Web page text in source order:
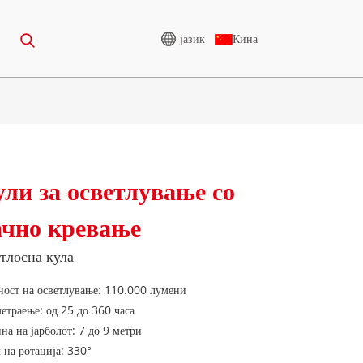
388KVA
1100 KVA
880KVA
825 KVA
935 KVA
CU СЕРИЈА 825-3438 KVA
MS СЕРИЈА 715-2500 KVA
јазик Кина
CU серија 825-3438 kVA
P серија 825-1880 kVA
за осветлување со
кревање
кула
на осветлување: 110.000 лумени
од 25 до 360 часа
на јарболот: 7 до 9 метри
ротација: 330°